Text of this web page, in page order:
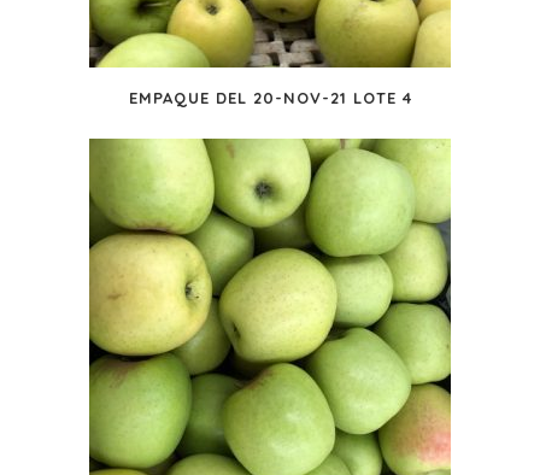
EMPAQUE DEL 20-NOV-21 LOTE 4